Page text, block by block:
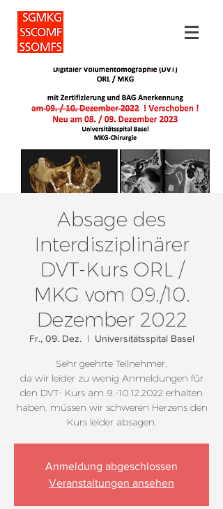
Absage des
Interdisziplinärer
DVT-Kurs ORL /
MKG vom 09./10.
Dezember 2022
Fr., 09. Dez.
  |
Universitätsspital Basel
Sehr geehrte Teilnehmer,
da wir leider zu wenig Anmeldungen für
den DVT- Kurs am 9.-10.12.2022 erhalten
haben, müssen wir schweren Herzens den
Kurs leider absagen.
Anmeldung abgeschlossen
Veranstaltungen ansehen